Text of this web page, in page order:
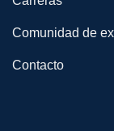
Comunidad de
Contacto